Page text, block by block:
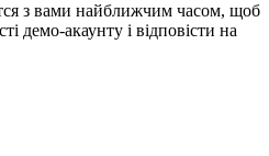
з вами найближчим часом, щоб
демо-акаунту і відповісти на